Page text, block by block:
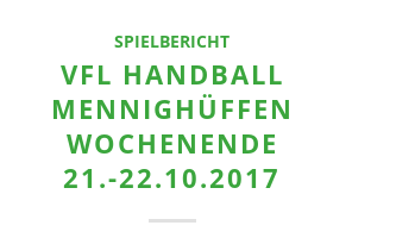
SPIELBERICHT
VFL HANDBALL
MENNIGHÜFFEN
WOCHENENDE
21.-22.10.2017